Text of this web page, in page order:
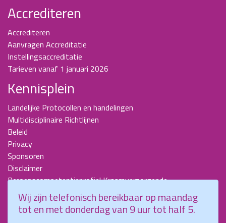
Accrediteren
Accrediteren
Aanvragen Accreditatie
Instellingsaccreditatie
Tarieven vanaf 1 januari 2026
Kennisplein
Landelijke Protocollen en handelingen
Multidisciplinaire Richtlijnen
Beleid
Privacy
Sponsoren
Disclaimer
Beroepscompetentieprofiel Kraamverzorgende
Nieuwsbrieven
KCKZ-specials
Jaarverslagen
Wij zijn telefonisch bereikbaar op maandag
tot en met donderdag van 9 uur tot half 5.